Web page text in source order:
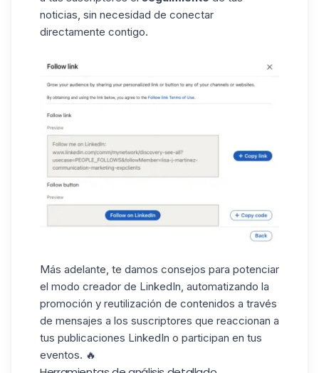
noticias, sin necesidad de conectar
directamente contigo.
Más adelante, te damos consejos para potenciar
el modo creador de LinkedIn, automatizando la
promoción y reutilización de contenidos a través
de mensajes a los suscriptores que reaccionan a
tus publicaciones LinkedIn o participan en tus
eventos. 🔥